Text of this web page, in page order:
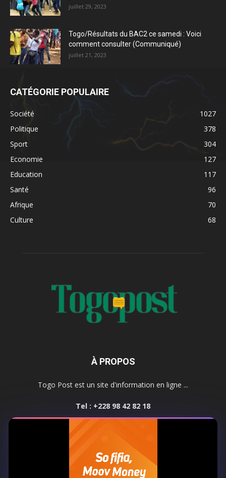
juillet 29, 2023
Togo/Résultats du BAC2 ce samedi : Voici
comment consulter (Communiqué)
juillet 21, 2023
CATÉGORIE POPULAIRE
Société
1027
Politique
378
Sport
304
Economie
127
Education
117
Santé
96
Afrique
70
Culture
68
À PROPOS
Togo Post est un site d'information en ligne ...
Tel : +228 98 42 82 18
Contactez-nous:
SUIVEZ NOUS